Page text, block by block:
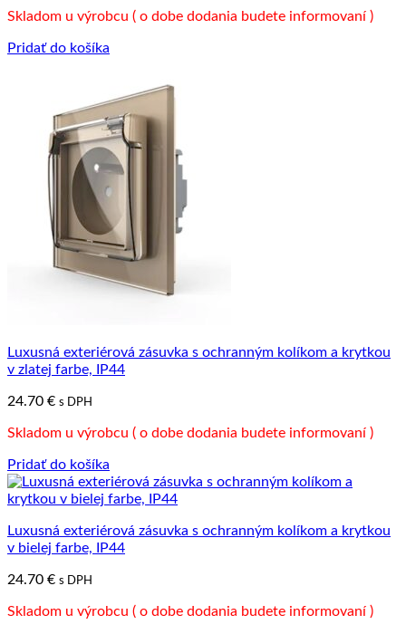
Skladom u výrobcu ( o dobe dodania budete informovaní )
Pridať do košíka
Luxusná exteriérová zásuvka s ochranným kolíkom a krytkou
v zlatej farbe, IP44
24.70 € s DPH
Skladom u výrobcu ( o dobe dodania budete informovaní )
Pridať do košíka
Luxusná exteriérová zásuvka s ochranným kolíkom a krytkou
v bielej farbe, IP44
24.70 € s DPH
Skladom u výrobcu ( o dobe dodania budete informovaní )